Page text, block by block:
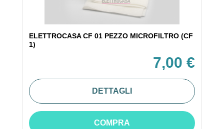
ELETTROCASA CF 01 PEZZO MICROFILTRO (CF
1)
7,00 €
DETTAGLI
COMPRA